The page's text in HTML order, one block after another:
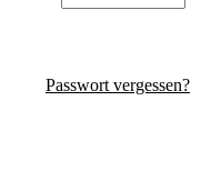
Passwort vergessen?